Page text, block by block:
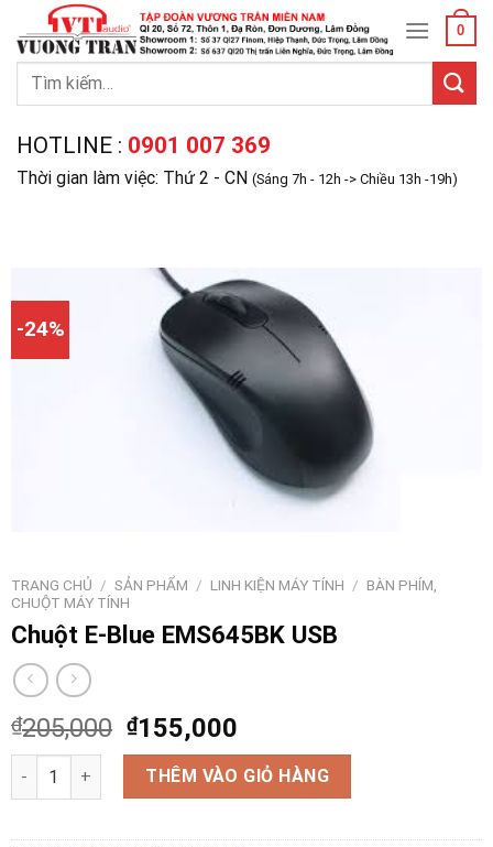
content
0
Tìm
HOTLINE : 0901 007 369
Thời gian làm việc: Thứ 2 - CN (Sáng 7h - 12h -> Chiều 13h -19h)
-24%
TRANG CHỦ / SẢN PHẨM / LINH KIỆN MÁY TÍNH / BÀN PHÍM,
CHUỘT MÁY TÍNH
Chuột E-Blue EMS645BK USB
₫205,000 ₫155,000
Chuột E-Blue EMS645BK USB số lượng
THÊM VÀO GIỎ HÀNG